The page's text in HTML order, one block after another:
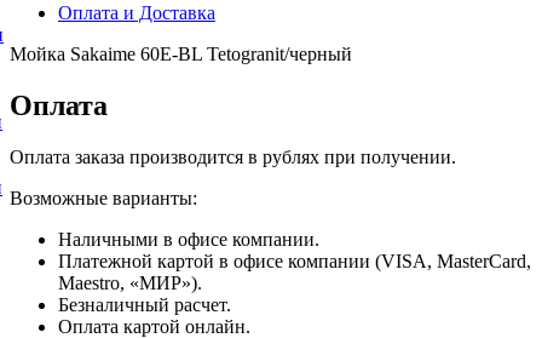
Оплата и Доставка
Мойка Sakaime 60E-BL Tetogranit/черный
Оплата
Оплата заказа производится в рублях при получении.
Возможные варианты:
Наличными в офисе компании.
Платежной картой в офисе компании (VISA, MasterCard,
Maestro, «МИР»).
Безналичный расчет.
Оплата картой онлайн.